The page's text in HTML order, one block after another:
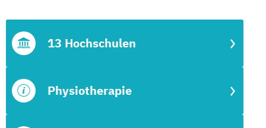
Physiotherapie
13 Hochschulen